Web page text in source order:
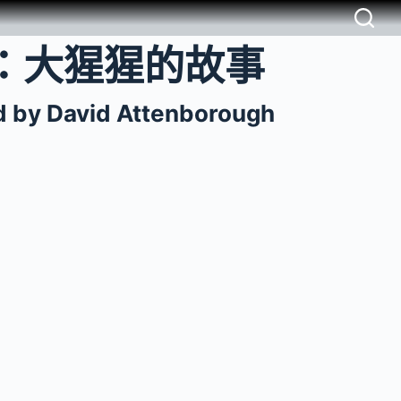
大猩猩的故事
by David Attenborough